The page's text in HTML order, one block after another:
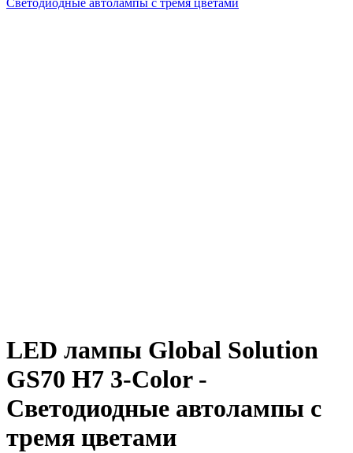
LED лампы Global Solution
GS70 H7 3-Color -
Светодиодные автолампы с
тремя цветами